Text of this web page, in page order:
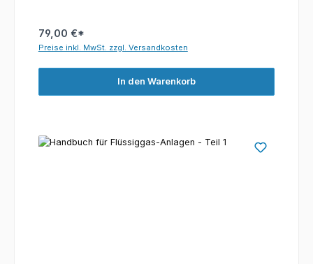
79,00 €*
Preise inkl. MwSt. zzgl. Versandkosten
In den Warenkorb